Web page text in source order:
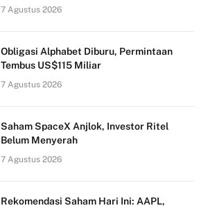
7 Agustus 2026
Obligasi Alphabet Diburu, Permintaan
Tembus US$115 Miliar
7 Agustus 2026
Saham SpaceX Anjlok, Investor Ritel
Belum Menyerah
7 Agustus 2026
Rekomendasi Saham Hari Ini: AAPL,